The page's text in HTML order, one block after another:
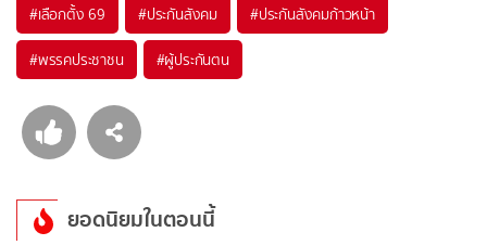
#เลือกตั้ง 69 #ประกันสังคม #ประกันสังคมก้าวหน้า
#พรรคประชาชน #ผู้ประกันตน
ยอดนิยมในตอนนี้